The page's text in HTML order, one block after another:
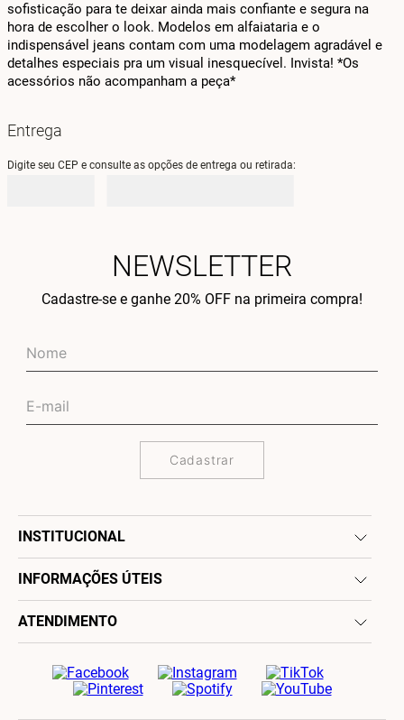
sofisticação para te deixar ainda mais confiante e segura na
hora de escolher o look. Modelos em alfaiataria e o
indispensável jeans contam com uma modelagem agradável e
detalhes especiais pra um visual inesquecível. Invista! *Os
acessórios não acompanham a peça*
Entrega
Digite seu CEP e consulte as opções de entrega ou retirada:
NEWSLETTER
Cadastre-se e ganhe 20% OFF na primeira compra!
Cadastrar
INSTITUCIONAL
INFORMAÇÕES ÚTEIS
ATENDIMENTO